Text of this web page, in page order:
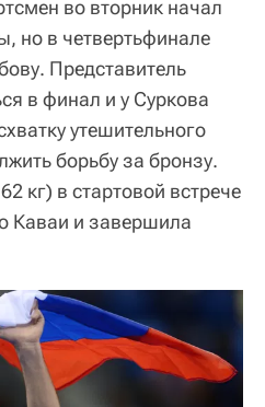
во вторник начал
но в четвертьфинале
Представитель
в финал и у Суркова
утешительного
борьбу за бронзу.
кг) в стартовой встрече
Каваи и завершила